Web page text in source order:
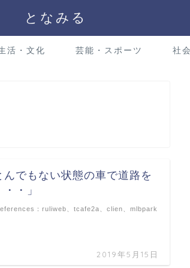
となみる
活・文化 芸能・スポーツ 社
んでもない状態の車で道路を
・」
2019年5月15日
：ruliweb、tcafe2a、clien、mlbpark